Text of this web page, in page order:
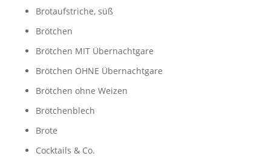
Brotaufstriche, süß
Brötchen
Brötchen MIT Übernachtgare
Brötchen OHNE Übernachtgare
Brötchen ohne Weizen
Brötchenblech
Brote
Cocktails & Co.